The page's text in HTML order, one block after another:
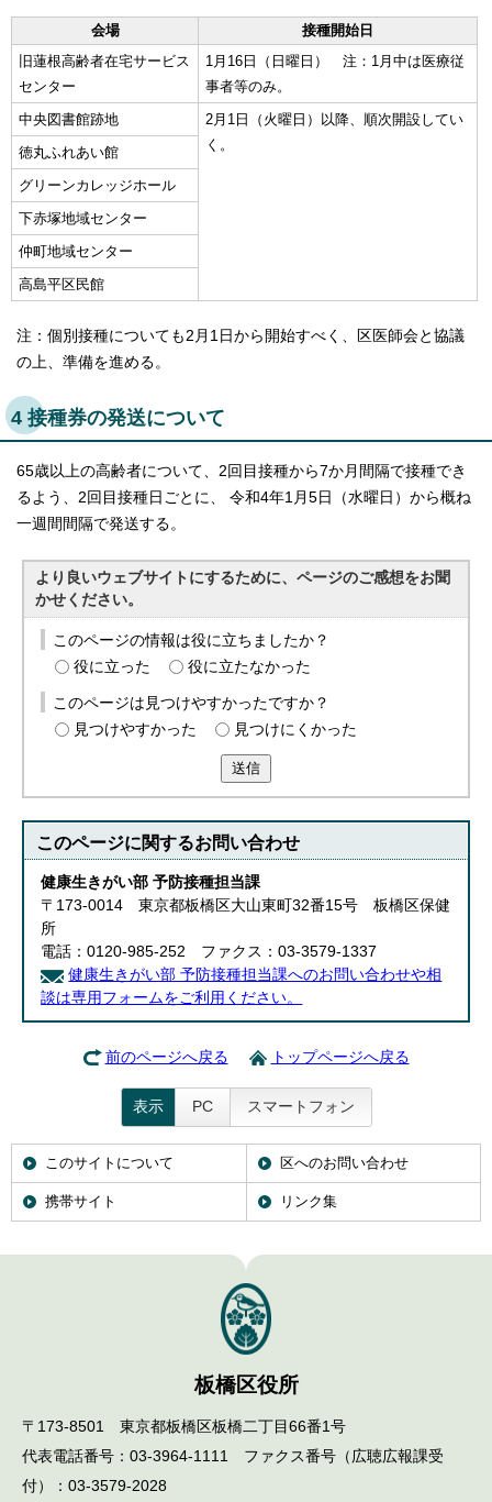
会場
接種開始日
旧蓮根高齢者在宅サービス
センター
1月16日（日曜日） 注：1月中は医療従
事者等のみ。
中央図書館跡地
2月1日（火曜日）以降、順次開設してい
く。
徳丸ふれあい館
グリーンカレッジホール
下赤塚地域センター
仲町地域センター
高島平区民館
注：個別接種についても2月1日から開始すべく、区医師会と協議
の上、準備を進める。
4 接種券の発送について
65歳以上の高齢者について、2回目接種から7か月間隔で接種でき
るよう、2回目接種日ごとに、 令和4年1月5日（水曜日）から概ね
一週間間隔で発送する。
より良いウェブサイトにするために、ページのご感想をお聞
かせください。
このページの情報は役に立ちましたか？
役に立った
役に立たなかった
このページは見つけやすかったですか？
見つけやすかった
見つけにくかった
送信
このページに関するお問い合わせ
健康生きがい部 予防接種担当課
〒173-0014 東京都板橋区大山東町32番15号 板橋区保健
所
電話：0120-985-252 ファクス：03-3579-1337
健康生きがい部 予防接種担当課へのお問い合わせや相
談は専用フォームをご利用ください。
前のページへ戻る トップページへ戻る
表示 PC スマートフォン
このサイトについて 区へのお問い合わせ
携帯サイト リンク集
板橋区役所
〒173-8501 東京都板橋区板橋二丁目66番1号
代表電話番号：03-3964-1111 ファクス番号（広聴広報課受
付）：03-3579-2028